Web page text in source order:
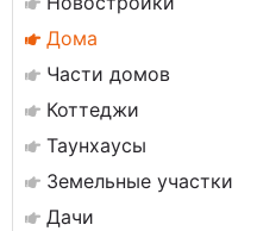
Дома
Части домов
Коттеджи
Таунхаусы
Земельные участки
Дачи